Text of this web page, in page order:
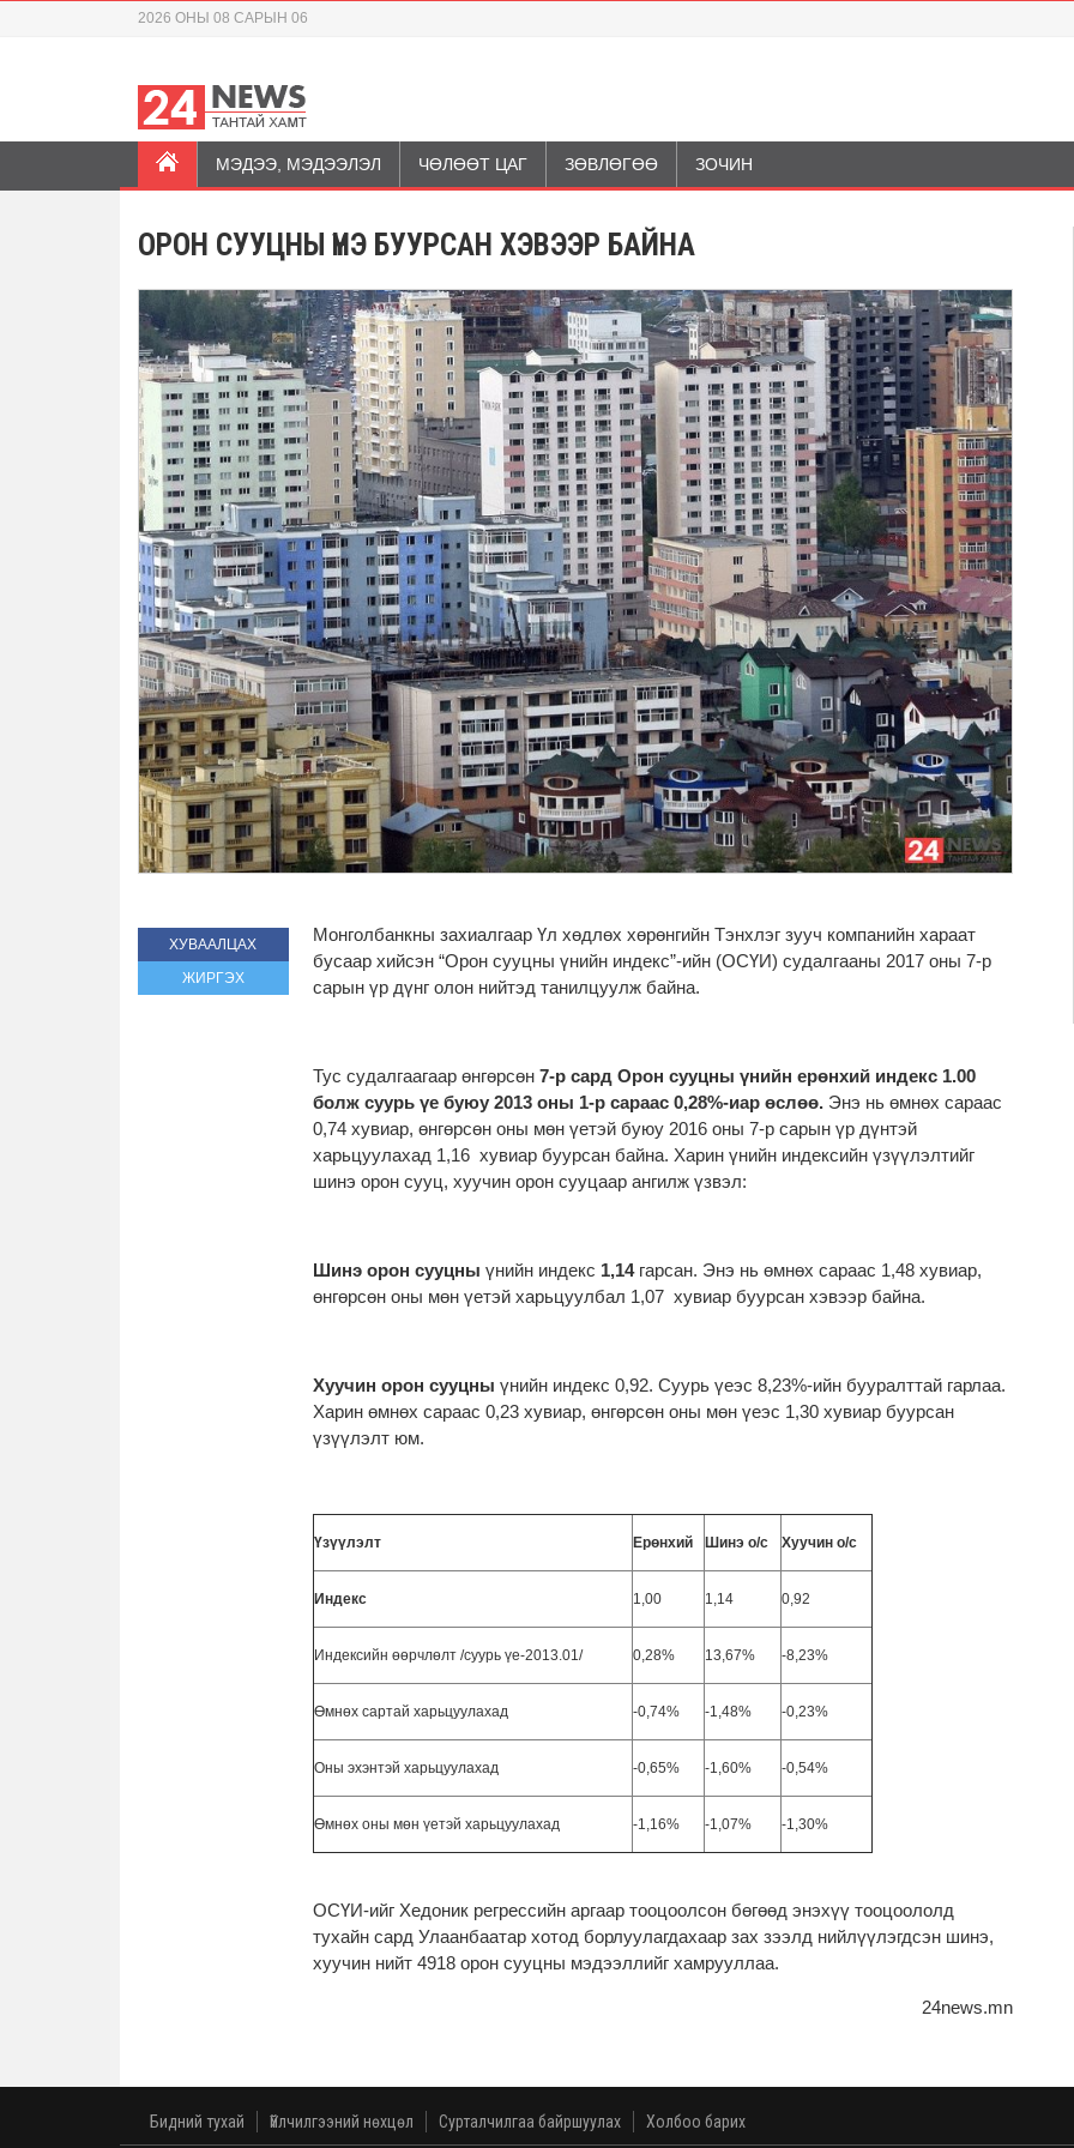
2026 ОНЫ 08 САРЫН 06
МЭДЭЭ, МЭДЭЭЛЭЛ ЧӨЛӨӨТ ЦАГ ЗӨВЛӨГӨӨ ЗОЧИН
ОРОН СУУЦНЫ ҮНЭ БУУРСАН ХЭВЭЭР БАЙНА
ХУВААЛЦАХ
ЖИРГЭХ
Монголбанкны захиалгаар Үл хөдлөх хөрөнгийн Тэнхлэг зууч компанийн хараат
бусаар хийсэн “Орон сууцны үнийн индекс”-ийн (ОСҮИ) судалгааны 2017 оны 7-р
сарын үр дүнг олон нийтэд танилцуулж байна.
Тус судалгаагаар өнгөрсөн 7-р сард Орон сууцны үнийн ерөнхий индекс 1.00
болж суурь үе буюу 2013 оны 1-р сараас 0,28%-иар өслөө. Энэ нь өмнөх сараас
0,74 хувиар, өнгөрсөн оны мөн үетэй буюу 2016 оны 7-р сарын үр дүнтэй
харьцуулахад 1,16 хувиар буурсан байна. Харин үнийн индексийн үзүүлэлтийг
шинэ орон сууц, хуучин орон сууцаар ангилж үзвэл:
Шинэ орон сууцны үнийн индекс 1,14гарсан. Энэ нь өмнөх сараас 1,48 хувиар,
өнгөрсөн оны мөн үетэй харьцуулбал 1,07 хувиар буурсан хэвээр байна.
Хуучин орон сууцны үнийн индекс 0,92. Суурь үеэс 8,23%-ийн бууралттай гарлаа.
Харин өмнөх сараас 0,23 хувиар, өнгөрсөн оны мөн үеэс 1,30 хувиар буурсан
үзүүлэлт юм.
Үзүүлэлт Ерөнхий Шинэ о/с Хуучин о/с
Индекс 1,00 1,14 0,92
Индексийн өөрчлөлт /суурь үе-2013.01/ 0,28% 13,67% -8,23%
Өмнөх сартай харьцуулахад -0,74% -1,48% -0,23%
Оны эхэнтэй харьцуулахад -0,65% -1,60% -0,54%
Өмнөх оны мөн үетэй харьцуулахад -1,16% -1,07% -1,30%
ОСҮИ-ийг Хедоник регрессийн аргаар тооцоолсон бөгөөд энэхүү тооцоололд
тухайн сард Улаанбаатар хотод борлуулагдахаар зах зээлд нийлүүлэгдсэн шинэ,
хуучин нийт 4918 орон сууцны мэдээллийг хамрууллаа.
24news.mn
Бидний тухай Үйлчилгээний нөхцөл Сурталчилгаа байршуулах Холбоо барих